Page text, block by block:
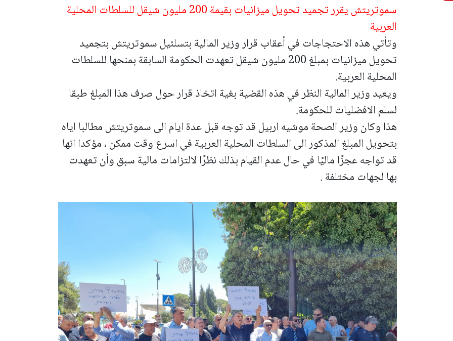
سموتريتش يقرر تجميد تحويل ميزانيات بقيمة 200 مليون شيقل للسلطات المحلية
العربية
وتأتي هذه الاحتجاجات في أعقاب قرار وزير المالية بتسلئيل سموتريتش بتجميد
تحويل ميزانيات بمبلغ 200 مليون شيقل تعهدت الحكومة السابقة بمنحها للسلطات
المحلية العربية.
ويعيد وزير المالية النظر في هذه القضية بغية اتخاذ قرار حول صرف هذا المبلغ طبقا
لسلم الافضليات للحكومة.
هذا وكان وزير الصحة موشيه اربيل قد توجه قبل عدة ايام الى سموتريتش مطالبا اياه
بتحويل المبلغ المذكور الى السلطات المحلية العربية في اسرع وقت ممكن ، مؤكدا انها
قد تواجه عجزًا ماليًا في حال عدم القيام بذلك نظرًا لالتزامات مالية سبق وأن تعهدت
بها لجهات مختلفة .